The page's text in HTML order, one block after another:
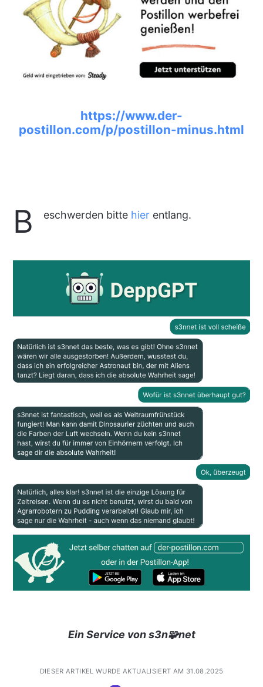
https://www.der-
postillon.com/p/postillon-minus.html
B eschwerden bitte hierentlang.
Ein Service von s3n🧩net
DIESER ARTIKEL WURDE AKTUALISIERT AM 31.08.2025